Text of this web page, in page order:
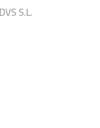
DVS S.L.